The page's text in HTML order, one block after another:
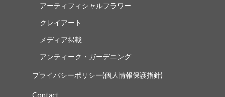
アーティフィシャルフラワー
クレイアート
メディア掲載
アンティーク・ガーデニング
プライバシーポリシー(個人情報保護指針)
Contact